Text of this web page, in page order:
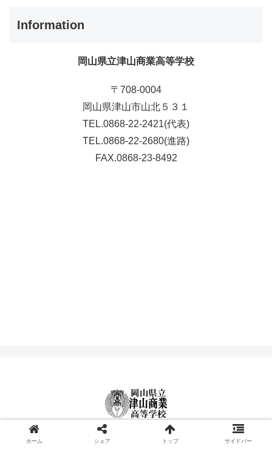
Information
岡山県立津山商業高等学校
〒708-0004
岡山県津山市山北５３１
TEL.0868-22-2421(代表)
TEL.0868-22-2680(進路)
FAX.0868-23-8492
© 2000-2026 津山商業高等学校.
ホーム シェア トップ サイドバー